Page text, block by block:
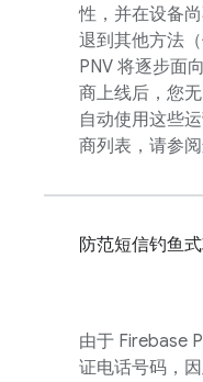
性，并在设备
退到其他方法
PNV 将逐步面
商上线后，您
自动使用这些
商列表，请参阅
防范短信钓鱼
由于 Firebase
证电话号码，